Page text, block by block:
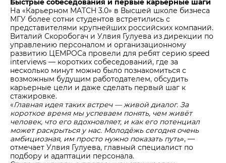
Быстрые собеседования и первые карьерные шаги
На «Карьерном MATCH 3.0» в Высшей школе бизнеса
МГУ более сотни студентов встретились с
представителями крупнейших российских компаний.
Виталий Скоробогач и Улвия Гулуева из дирекции по
управлению персоналом и организационному
развитию ЦЕМРОСа провели для ребят серию speed
interviews — коротких собеседований, где за
несколько минут можно было познакомиться с
возможным будущим работодателем, обсудить
карьерные цели и даже сделать первый шаг к
стажировке.
«Главная идея таких встреч — живой диалог. За
короткое время мы успеваем понять, чем живёт
человек, что его вдохновляет, и как его потенциал
может раскрыться у нас. Молодёжь сегодня очень
амбициозная, им просто нужно показать путь», —
отмечает Улвия Гулуева, главный специалист по
подбору и адаптации персонала.